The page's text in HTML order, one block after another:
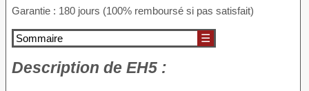
Garantie : 180 jours (100% remboursé si pas satisfait)
Sommaire ☰
Description de EH5 :